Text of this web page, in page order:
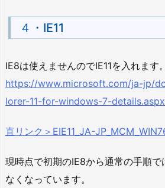
４・IE11
IE8は使えませんのでIE11を入れます。
https://www.microsoft.com/ja-jp/
lorer-11-for-windows-7-details.aspx
直リンク＞EIE11_JA-
現時点で初期のIE8から通常の手順
なくなっています。